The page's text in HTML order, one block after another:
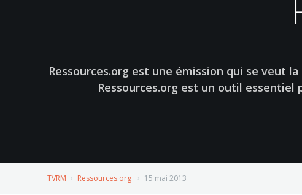
Ressources.org est une émission qui se veut
Ressources.org est un outil
TVRM Ressources.org 15 mai 2013